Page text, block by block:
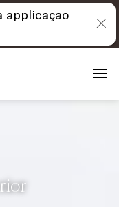
applicaçao